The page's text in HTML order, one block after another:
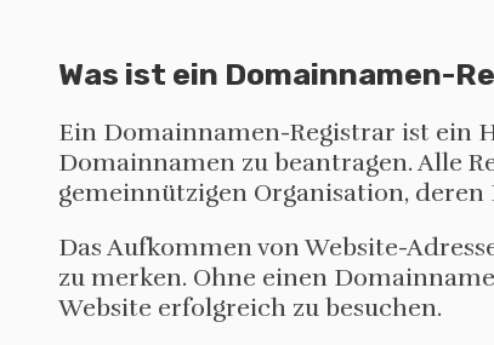
Was ist ein Domainnamen-
Ein Domainnamen-Registrar ist ein
Domainnamen zu beantragen. Alle
gemeinnützigen Organisation,
Das Aufkommen von Website-
zu merken. Ohne einen
Website erfolgreich zu besuchen.